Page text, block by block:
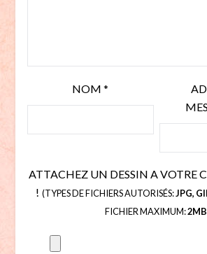
NOM*
ATTACHEZ UN DESSIN A VOTRE
! (TYPES DE FICHIERS AUTORISÉS:JPG,
FICHIER MAXIMUM: